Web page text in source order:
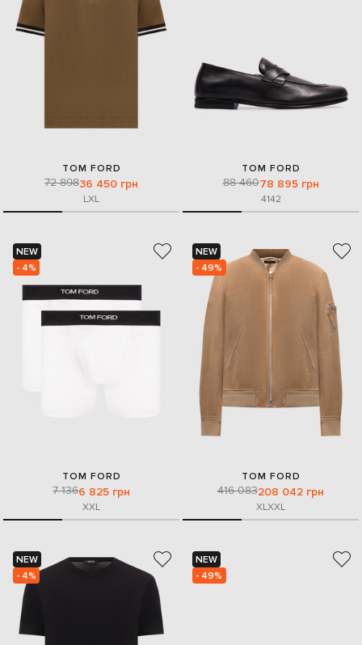
TOM FORD
72 89836 450 грн
LXL
TOM FORD
88 46078 895 грн
4142
NEW
- 4%
TOM FORD
7 1366 825 грн
XXL
NEW
- 49%
TOM FORD
416 083208 042 грн
XLXXL
NEW
- 4%
NEW
- 49%